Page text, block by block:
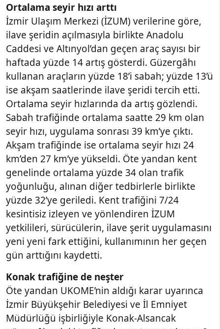
Ortalama seyir hızı arttı
İzmir Ulaşım Merkezi (İZUM) verilerine göre,
ilave şeridin açılmasıyla birlikte Anadolu
Caddesi ve Altınyol’dan geçen araç sayısı bir
haftada yüzde 14 artış gösterdi. Güzergâhı
kullanan araçların yüzde 18’i sabah; yüzde 13’ü
ise akşam saatlerinde ilave şeridi tercih etti.
Ortalama seyir hızlarında da artış gözlendi.
Sabah trafiğinde ortalama saatte 29 km olan
seyir hızı, uygulama sonrası 39 km’ye çıktı.
Akşam trafiğinde ise ortalama seyir hızı 24
km’den 27 km’ye yükseldi. Öte yandan kent
genelinde ortalama yüzde 34 olan trafik
yoğunluğu, alınan diğer tedbirlerle birlikte
yüzde 32’ye geriledi. Kent trafiğini 7/24
kesintisiz izleyen ve yönlendiren İZUM
yetkilileri, sürücülerin, ilave şerit uygulamasını
yeni yeni fark ettiğini, kullanımının her geçen
gün arttığını kaydetti.
Konak trafiğine de neşter
Öte yandan UKOME’nin aldığı karar uyarınca
İzmir Büyükşehir Belediyesi ve İl Emniyet
Müdürlüğü işbirliğiyle Konak-Alsancak